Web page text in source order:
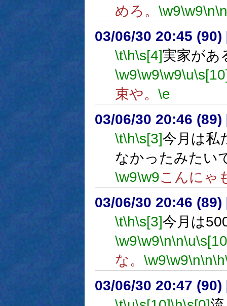
めろ。 \w9\w9\n\n
03/06/30 20:45 (90)
\t\h\s[4]実家があ
\w9\w9\w9\u
束や。 \e
03/06/30 20:46 (89)
\t\h\s[3]今月は私
なかったみたい
\w9\w9こんにゃ
03/06/30 20:46 (89)
\t\h\s[3]今月は
\w9\w9\n\n\u
な。 \w9\w9\n\n\h
03/06/30 20:47 (90)